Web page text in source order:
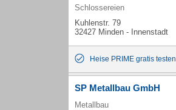
Schlossereien
Kuhlenstr. 79
32427 Minden - Innenstadt
Heise PRIME gratis testen
SP Metallbau GmbH
Metallbau